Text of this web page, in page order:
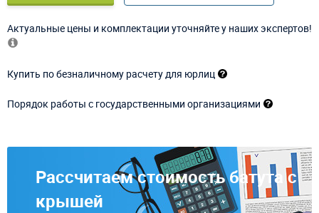
Актуальные цены и комплектации уточняйте у наших экспертов!
Купить по безналичному расчету для юрлиц
Порядок работы с государственными организациями
Рассчитаем стоимость батута с
крышей